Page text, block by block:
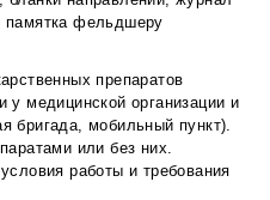
памятка фельдшеру
препаратов
у медицинской организации и
мобильный пункт).
или без них.
работы и требования